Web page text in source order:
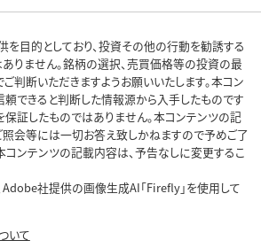
目的としており、投資その他の行動を勧誘する
りません。銘柄の選択、売買価格等の投資の最
判断いただきますようお願いいたします。本コン
できると判断した情報源から入手したものです
証したものではありません。本コンテンツの記
照会等には一切お答え致しかねますので予めご了
コンテンツの記載内容は、予告なしに変更するこ
Adobe社提供の画像生成AI「Firefly」を使用して
いて